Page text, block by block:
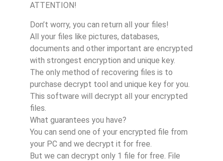
ATTENTION!
Don’t worry, you can return all your files!
All your files like pictures, databases,
documents and other important are encrypted
with strongest encryption and unique key.
The only method of recovering files is to
purchase decrypt tool and unique key for you.
This software will decrypt all your encrypted
files.
What guarantees you have?
You can send one of your encrypted file from
your PC and we decrypt it for free.
But we can decrypt only 1 file for free. File